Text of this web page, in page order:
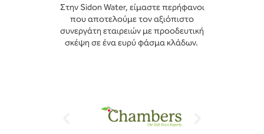
Στην Sidon Water, είμαστε περήφανοι
που αποτελούμε τον αξιόπιστο
συνεργάτη εταιρειών με προοδευτική
σκέψη σε ένα ευρύ φάσμα κλάδων.